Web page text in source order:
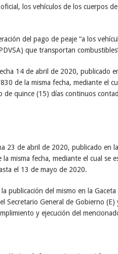
los vehículos de los cuerpos
del pago de peaje “a los
que transportan
14 de abril de 2020, publicado
de la misma fecha, mediante el
quince (15) días continuos
23 de abril de 2020, publicado en la
misma fecha, mediante el cual se
el 13 de mayo de 2020.
publicación del mismo en la Gaceta
Secretario General de Gobierno (E)
y ejecución del